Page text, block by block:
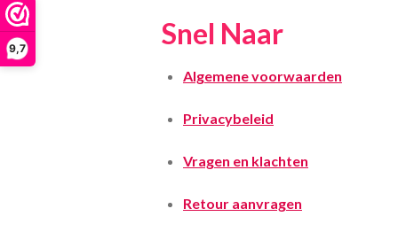
9,7 Snel Naar
Algemene voorwaarden
Privacybeleid
Vragen en klachten
Retour aanvragen